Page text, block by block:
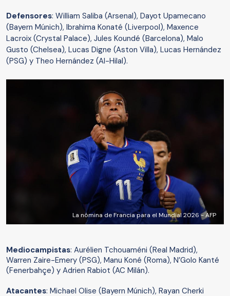
Defensores: William Saliba (Arsenal), Dayot Upamecano
(Bayern Múnich), Ibrahima Konaté (Liverpool), Maxence
Lacroix (Crystal Palace), Jules Koundé (Barcelona), Malo
Gusto (Chelsea), Lucas Digne (Aston Villa), Lucas Hernández
(PSG) y Theo Hernández (Al-Hilal).
La nómina de Francia para el Mundial 2026 - AFP
Mediocampistas: Aurélien Tchouaméni (Real Madrid),
Warren Zaire-Emery (PSG), Manu Koné (Roma), N’Golo Kanté
(Fenerbahçe) y Adrien Rabiot (AC Milán).
Atacantes: Michael Olise (Bayern Múnich), Rayan Cherki